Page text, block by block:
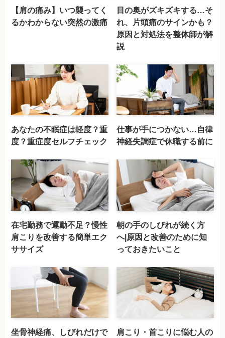
【肩の痛み】いつ襲ってく
るかわからない突然の激痛
目の奥がズキズキする…そ
れ、片頭痛のサインかも？
原因と対処法を整体師が解
説
あなたの不眠症は軽度？重
度？重症度セルフチェック
仕事が手につかない…自律
神経失調症で休職する前に
在宅勤務で運動不足？慢性
肩こりを改善する簡単エク
ササイズ
朝の手のしびれが続く方
へ|原因と改善のために知
っておきたいこと
坐骨神経痛、しびれだけで
肩こり・首こりに悩む人の